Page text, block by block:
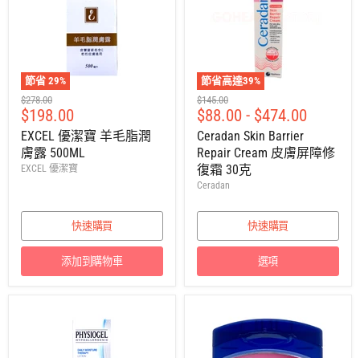
節省 29%
建
議
零
售
價
$278.00
售
價
$198.00
EXCEL 優潔寶 羊毛脂潤
膚露 500ML
EXCEL 優潔寶
快速購買
添加到購物車
節省高達39%
建
議
零
售
價
$145.00
$88.00 - $474.00
Ceradan Skin Barrier
Repair Cream 皮膚屏障修
復霜 30克
Ceradan
快速購買
選項